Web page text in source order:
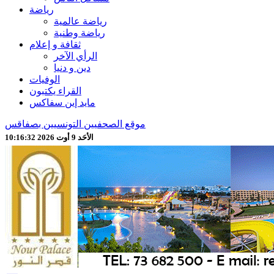
رياضة
رياضة عالمية
رياضة وطنية
ثقافة و إعلام
الرأي الآخر
دين و دنيا
الوفيات
القراء يكتبون
مايد إين سفاكس
موقع الصحفيين التونسيين بصفاقس
الأحَد 9 أوت 2026 10:16:35